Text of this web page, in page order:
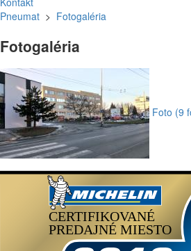
Pneumat > Fotogaléria
Fotogaléria
Foto (9